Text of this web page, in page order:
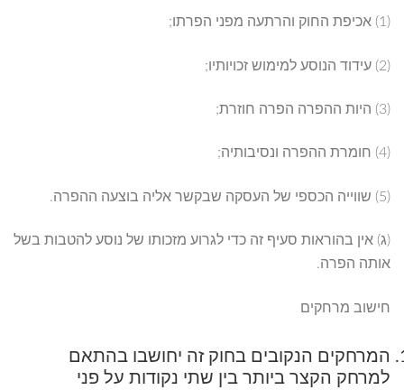
(1) אכיפת החוק והרתעה מפני הפרתו;
(2) עידוד הנוסע למימוש זכויותיו;
(3) היות ההפרה הפרה חוזרת;
(4) חומרת ההפרה ונסיבותיה;
(5) שווייה הכספי של העסקה שבקשר אליה בוצעה ההפרה.
(ג) אין בהוראות סעיף זה כדי לגרוע מזכותו של נוסע להטבות בשל
אותה הפרה.
חישוב מרחקים
המרחקים הנקובים בחוק זה יחושבו בהתאם
למרחק הקצר ביותר בין שתי נקודות על פני